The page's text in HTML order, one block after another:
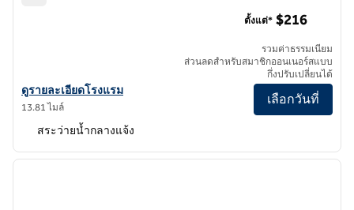
ดูรายละเอียดโรงแรมสําหรับ Hilton Los Angeles/Universal City
ดูรายละเอียดโรงแรม
13.81 ไมล์
ตั้งแต่* $216
รวมค่าธรรมเนียม
ส่วนลดสําหรับสมาชิกออนเนอร์สแบบ
กึ่งปรับเปลี่ยนได้
เลือกวันที่
สระว่ายน้ำกลางแจ้ง
1 จาก 11
ภาพถั